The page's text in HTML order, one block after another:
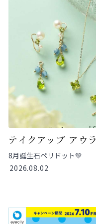
テイクアップ アウラ
8月誕生石ペリドット💚
2026.08.02